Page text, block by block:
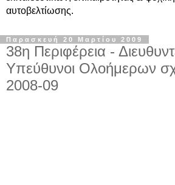
αυτοβελτίωσης.
Παρασκευή 20 Μαρτίου 2009
38η Περιφέρεια -
Υπεύθυνοι Ολοήμερων
2008-09